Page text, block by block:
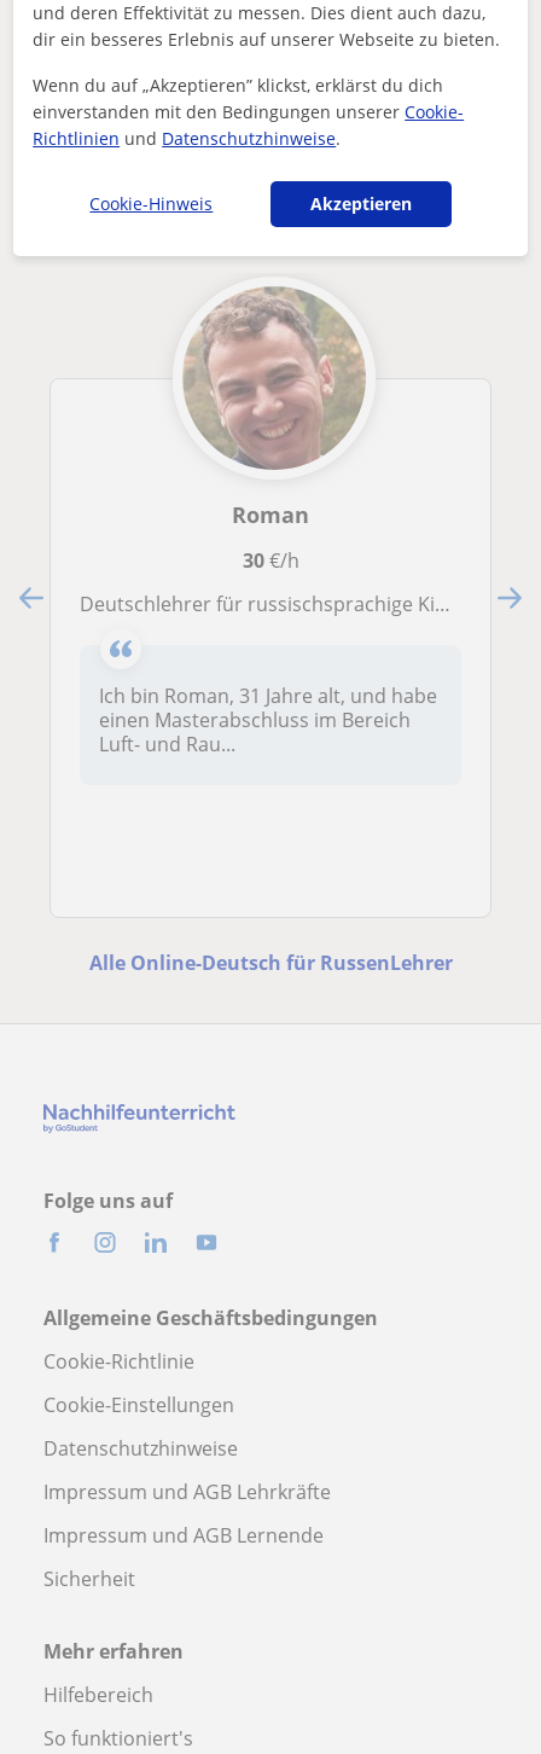
Enthält dieses Profil einen Fehler?Melden
Nachhilfeunterricht Online
Deutsch für Russen
Lehrerin für Deutsch als Fremdsprache
die dich interessieren könnten
Roman
30€/h
Deutschlehrer für russischsprachige Kinder und Erwachsene, Russischlehrer und Ingenieur (Master).
Ich bin Roman, 31 Jahre alt, und habe
einen Masterabschluss im Bereich
Luft- und Rau...
Alle Online-Deutsch für RussenLehrer
Folge uns auf
Allgemeine Geschäftsbedingungen
Cookie-Richtlinie
Cookie-Einstellungen
Datenschutzhinweise
Impressum und AGB Lehrkräfte
Impressum und AGB Lernende
Sicherheit
Mehr erfahren
Hilfebereich
So funktioniert's
und deren Effektivität zu messen. Dies dient auch dazu,
dir ein besseres Erlebnis auf unserer Webseite zu bieten.
Wenn du auf „Akzeptieren” klickst, erklärst du dich
einverstanden mit den Bedingungen unsererCookie-
Richtlinien und Datenschutzhinweise.
Cookie-Hinweis Akzeptieren